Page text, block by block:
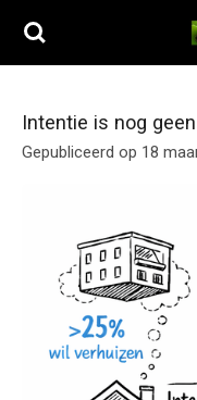
Ga
de
hoofdinhoud
Intentie is nog
Gepubliceerd op 18